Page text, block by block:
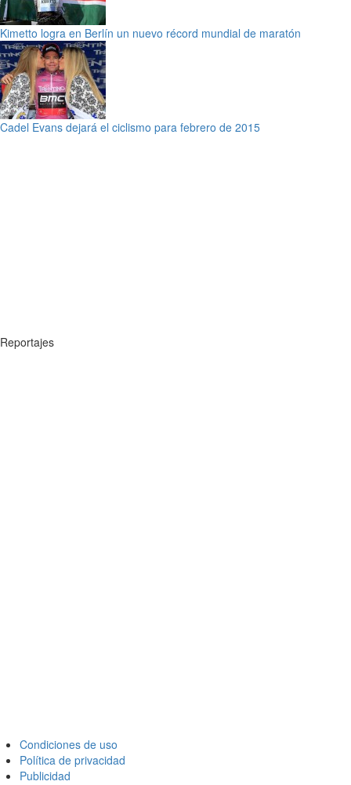
Kimetto logra en Berlín un nuevo récord mundial de maratón
Cadel Evans dejará el ciclismo para febrero de 2015
Reportajes
Condiciones de uso
Política de privacidad
Publicidad